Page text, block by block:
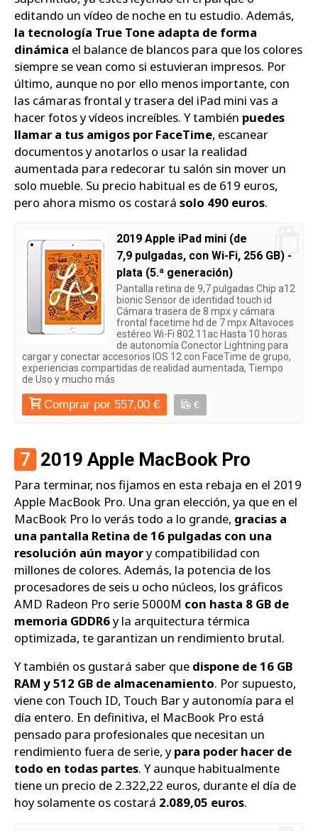
editando un vídeo de noche en tu estudio. Además,
la tecnología True Tone adapta de forma
dinámica el balance de blancos para que los colores
siempre se vean como si estuvieran impresos. Por
último, aunque no por ello menos importante, con
las cámaras frontal y trasera del iPad mini vas a
hacer fotos y vídeos increíbles. Y también puedes
llamar a tus amigos por FaceTime, escanear
documentos y anotarlos o usar la realidad
aumentada para redecorar tu salón sin mover un
solo mueble. Su precio habitual es de 619 euros,
pero ahora mismo os costará solo 490 euros.
2019 Apple iPad mini (de
7,9 pulgadas, con Wi-Fi, 256 GB) -
plata (5.ª generación)
Pantalla retina de 9,7 pulgadas Chip a12
bionic Sensor de identidad touch id
Cámara trasera de 8 mpx y cámara
frontal facetime hd de 7 mpx Altavoces
estéreo Wi-Fi 802.11ac Hasta 10 horas
de autonomía Conector Lightning para
cargar y conectar accesorios IOS 12 con FaceTime de grupo,
experiencias compartidas de realidad aumentada, Tiempo
de Uso y mucho más
Comprar por 557,00 € €
7 2019 Apple MacBook Pro
Para terminar, nos fijamos en esta rebaja en el 2019
Apple MacBook Pro. Una gran elección, ya que en el
MacBook Pro lo verás todo a lo grande, gracias a
una pantalla Retina de 16 pulgadas con una
resolución aún mayory compatibilidad con
millones de colores. Además, la potencia de los
procesadores de seis u ocho núcleos, los gráficos
AMD Radeon Pro serie 5000M con hasta 8 GB de
memoria GDDR6y la arquitectura térmica
optimizada, te garantizan un rendimiento brutal.
Y también os gustará saber que dispone de 16 GB
RAM y 512 GB de almacenamiento. Por supuesto,
viene con Touch ID, Touch Bar y autonomía para el
día entero. En definitiva, el MacBook Pro está
pensado para profesionales que necesitan un
rendimiento fuera de serie, ypara poder hacer de
todo en todas partes. Y aunque habitualmente
tiene un precio de 2.322,22 euros, durante el día de
hoy solamente os costará 2.089,05 euros.